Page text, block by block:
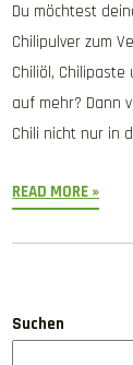
Du möchtest
Chilipulver zum
Chiliöl,
auf mehr? Dann
Chili nicht nur in
READ MORE »
Suchen